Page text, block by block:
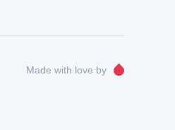
Made with love by